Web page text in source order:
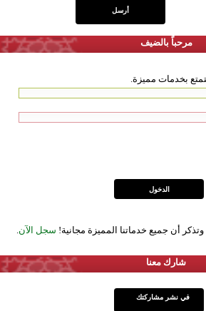
مرحباً بالضيف
بخدمات مميزة.
وتذكر أن جميع خدماتنا المميزة مجانية! سجل الآن.
شارك معنا
في نشر مشاركتك